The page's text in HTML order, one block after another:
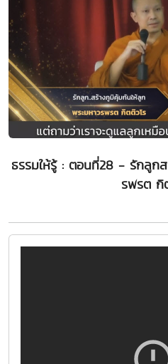
ธรรมให้รู้ : ตอนที่28 - รักลูก
รพรต กิ